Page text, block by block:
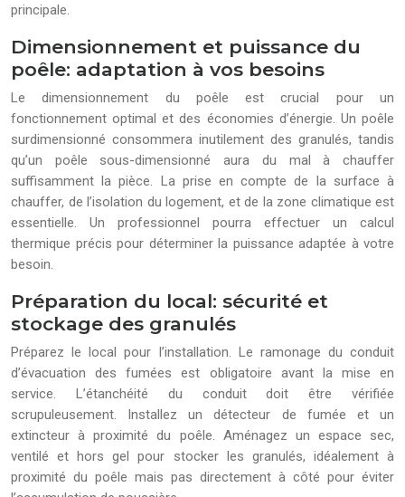
principale.
Dimensionnement et puissance du
poêle: adaptation à vos besoins
Le dimensionnement du poêle est crucial pour un
fonctionnement optimal et des économies d’énergie. Un poêle
surdimensionné consommera inutilement des granulés, tandis
qu’un poêle sous-dimensionné aura du mal à chauffer
suffisamment la pièce. La prise en compte de la surface à
chauffer, de l’isolation du logement, et de la zone climatique est
essentielle. Un professionnel pourra effectuer un calcul
thermique précis pour déterminer la puissance adaptée à votre
besoin.
Préparation du local: sécurité et
stockage des granulés
Préparez le local pour l’installation. Le ramonage du conduit
d’évacuation des fumées est obligatoire avant la mise en
service. L’étanchéité du conduit doit être vérifiée
scrupuleusement. Installez un détecteur de fumée et un
extincteur à proximité du poêle. Aménagez un espace sec,
ventilé et hors gel pour stocker les granulés, idéalement à
proximité du poêle mais pas directement à côté pour éviter